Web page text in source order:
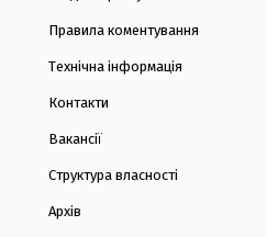
Правила коментування
Технічна інформація
Контакти
Вакансії
Структура власності
Архів